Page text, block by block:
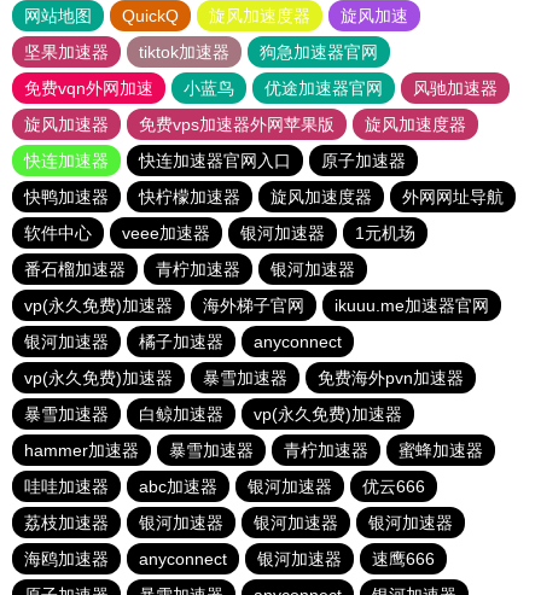
网站地图 QuickQ 旋风加速度器
旋风加速
坚果加速器
tiktok加速器
狗急加速器官网
免费vqn外网加速
小蓝鸟 优途加速器官网
风驰加速器
旋风加速器
免费vps加速器外网苹果版
旋风加速度器
快连加速器
快连加速器官网入口
原子加速器
快鸭加速器
快柠檬加速器 旋风加速度器
外网网址导航
软件中心
veee加速器 银河加速器
1元机场
番石榴加速器
青柠加速器
银河加速器
vp(永久免费)加速器
海外梯子官网
ikuuu.me加速器官网
银河加速器
橘子加速器
anyconnect
vp(永久免费)加速器
暴雪加速器
免费海外pvn加速器
暴雪加速器
白鲸加速器
vp(永久免费)加速器
hammer加速器
暴雪加速器 青柠加速器
蜜蜂加速器
哇哇加速器
abc加速器 银河加速器
优云666
荔枝加速器
银河加速器 银河加速器
银河加速器
海鸥加速器
anyconnect 银河加速器
速鹰666